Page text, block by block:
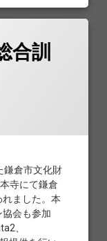
合訓
鎌倉市文化財
寺にて鎌倉
ました。本
会も参加
、